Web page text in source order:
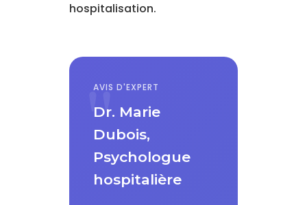
hospitalisation.
AVIS D'EXPERT
Dr. Marie
Dubois,
Psychologue
hospitalière